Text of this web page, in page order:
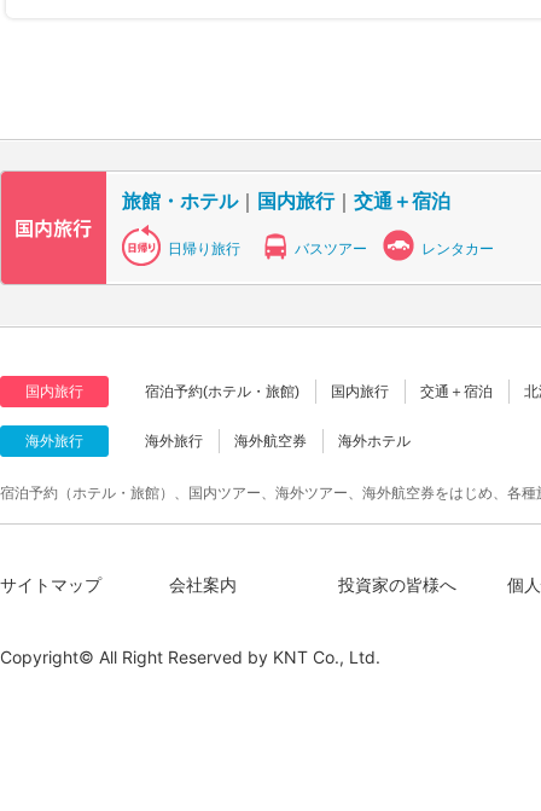
旅館・ホテル｜ 国内旅行｜ 交通＋宿泊
日帰り旅行 バスツアー レンタカー
国内旅行 宿泊予約(ホテル・旅館) 国内旅行 交通＋宿泊
海外旅行 海外旅行 海外航空券 海外ホテル
宿泊予約（ホテル・旅館）、国内ツアー、海外ツアー、海外航空券をはじめ、各
サイトマップ 会社案内 投資家の皆様へ 個
Copyright© All Right Reserved by KNT Co., Ltd.